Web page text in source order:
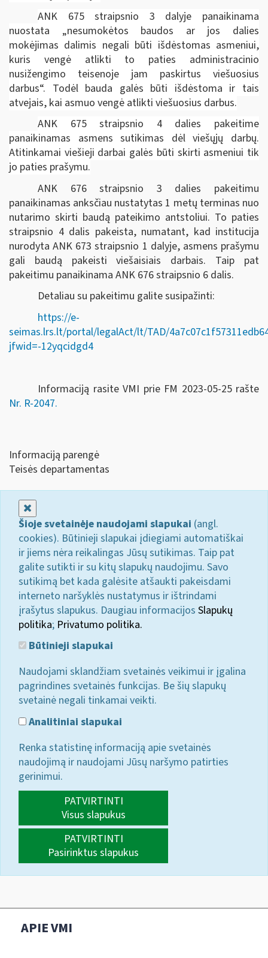
ANK 675 straipsnio 3 dalyje panaikinama
nuostata „nesumokėtos baudos ar jos dalies
mokėjimas dalimis negali būti išdėstomas asmeniui,
kuris vengė atlikti to paties administracinio
nusižengimo teisenoje jam paskirtus viešuosius
darbus“. Todėl bauda galės būti išdėstoma ir tais
atvejais, kai asmuo vengė atlikti viešuosius darbus.
ANK 675 straipsnio 4 dalies pakeitime
panaikinamas asmens sutikimas dėl viešųjų darbų.
Atitinkamai viešieji darbai galės būti skirti asmeniui tik
jo paties prašymu.
ANK 676 straipsnio 3 dalies pakeitimu
panaikinamas anksčiau nustatytas 1 metų terminas nuo
nutarimo skirti baudą pateikimo antstoliui. To paties
straipsnio 4 dalis pakeista, numatant, kad institucija
nurodyta ANK 673 straipsnio 1 dalyje, asmens prašymu
gali baudą pakeisti viešaisiais darbais. Taip pat
pakeitimu panaikinama ANK 676 straipsnio 6 dalis.
Detaliau su pakeitimu galite susipažinti:
https://e-
seimas.lrs.lt/portal/legalAct/lt/TAD/
jfwid=-12yqcidgd4
Informaciją rasite VMI prie FM 2023-05-25 rašte
Nr. R-2047.
Informaciją parengė
Teisės departamentas
Šioje svetainėje naudojami slapukai (angl.
cookies). Būtinieji slapukai įdiegiami automatiškai
ir jiems nėra reikalingas Jūsų sutikimas. Taip pat
galite sutikti ir su kitų slapukų naudojimu. Savo
sutikimą bet kada galėsite atšaukti pakeisdami
interneto naršyklės nustatymus ir ištrindami
įrašytus slapukus. Daugiau informacijos Slapukų
politika; Privatumo politika.
Būtinieji slapukai
Naudojami sklandžiam svetainės veikimui ir įgalina
pagrindines svetainės funkcijas. Be šių slapukų
svetainė negali tinkamai veikti.
Analitiniai slapukai
Renka statistinę informaciją apie svetainės
naudojimą ir naudojami Jūsų naršymo patirties
gerinimui.
PATVIRTINTI
Visus slapukus
PATVIRTINTI
Pasirinktus slapukus
APIE VMI